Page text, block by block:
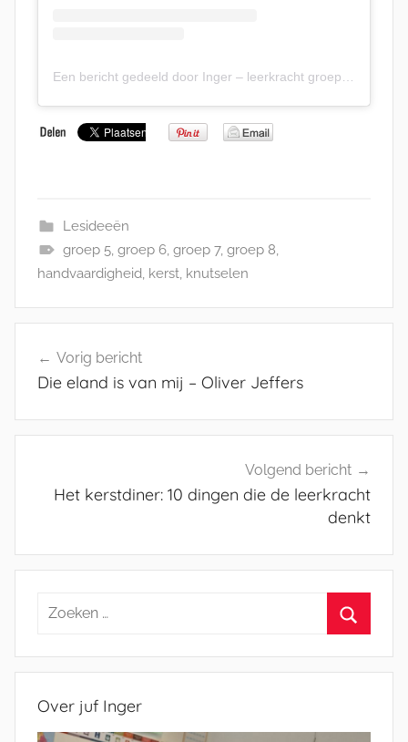
Een bericht gedeeld door Inger – leerkracht groep 7/8 (@juf_inger)
Lesideeën
groep 5, groep 6, groep 7, groep 8,
handvaardigheid, kerst, knutselen
navigatie
Vorig bericht
Die eland is van mij – Oliver Jeffers
Volgend bericht
Het kerstdiner: 10 dingen die de leerkracht
denkt
Zoeken
Over juf Inger